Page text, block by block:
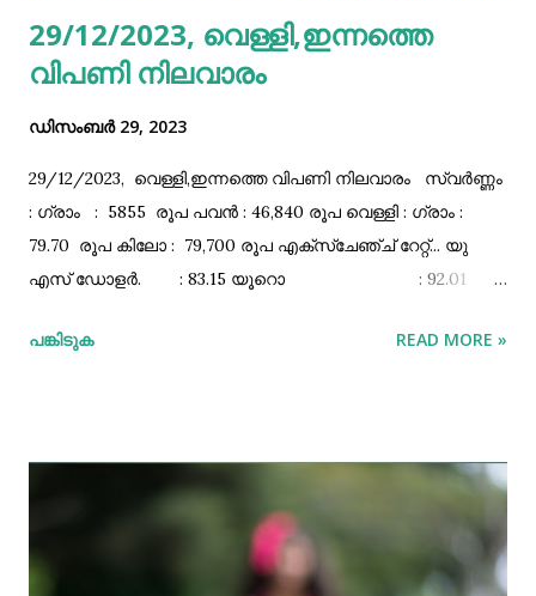
വിദേശത്ത് ജോലി ചെയ്യ്തിട്ടുള്ള ഇ.സി.ആര്‍ കാറ്റഗറിയില്‍
(പത്താംതര...
29/12/2023, വെള്ളി,ഇന്നത്തെ
വിപണി നിലവാരം
ഡിസംബർ 29, 2023
29/12/2023, വെള്ളി,ഇന്നത്തെ വിപണി നിലവാരം സ്വർണ്ണം
: ഗ്രാം : 5855 രൂപ പവൻ : 46,840 രൂപ വെള്ളി : ഗ്രാം :
79.70 രൂപ കിലോ : 79,700 രൂപ എക്സ്ചേഞ്ച്‌ റേറ്റ്‌... യു
എസ്‌ ഡോളർ. : 83.15 യൂറൊ : 92.01
56.85 കനേഡിയൻ ഡോളർ :62.84 സിംഗപ്പൂർ ഡോളർ. :
പങ്കിടുക READ MORE »